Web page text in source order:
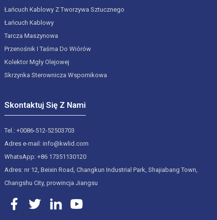
Łańcuch Kablowy Z Tworzywa Sztucznego
Łańcuch Kablowy
Tarcza Maszynowa
Przenośnik I Taśma Do Wiórów
Kolektor Mgły Olejowej
Skrzynka Sterownicza Wspornikowa
Skontaktuj Się Z Nami
Tel.: +0086-512-52503703
Adres e-mail: info@kwlid.com
WhatsApp: +86 17351130120
Adres: nr 12, Beixin Road, Changkun Industrial Park, Shajiabang Town,
Changshu City, prowincja Jiangsu